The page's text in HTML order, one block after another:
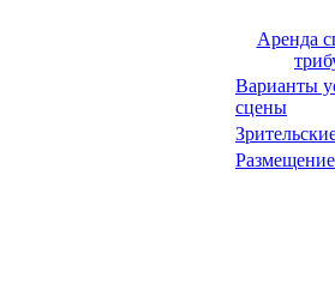
Аренда
Варианты
сцены